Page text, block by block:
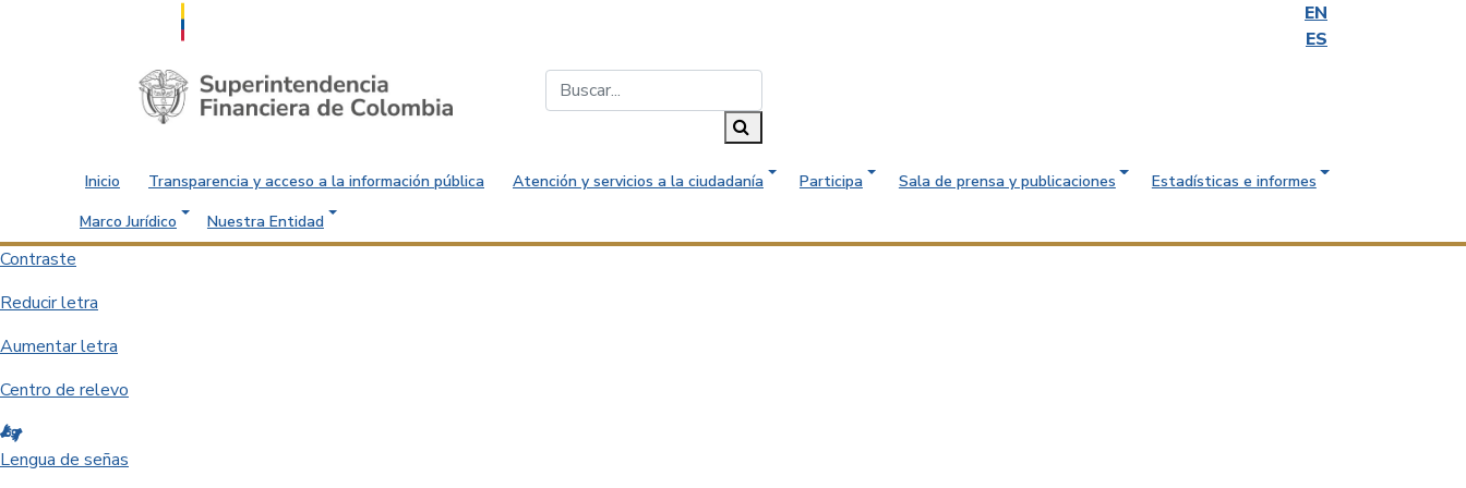
EN
ES
Saltar al contenido principal
Inicio Transparencia y acceso a la información pública Atención y servicios a la ciudadanía Participa Sala de prensa y publicaciones
Estadísticas e informes
Marco Jurídico
Nuestra Entidad
Contraste
Reducir letra
Aumentar letra
Centro de relevo
Lengua de señas